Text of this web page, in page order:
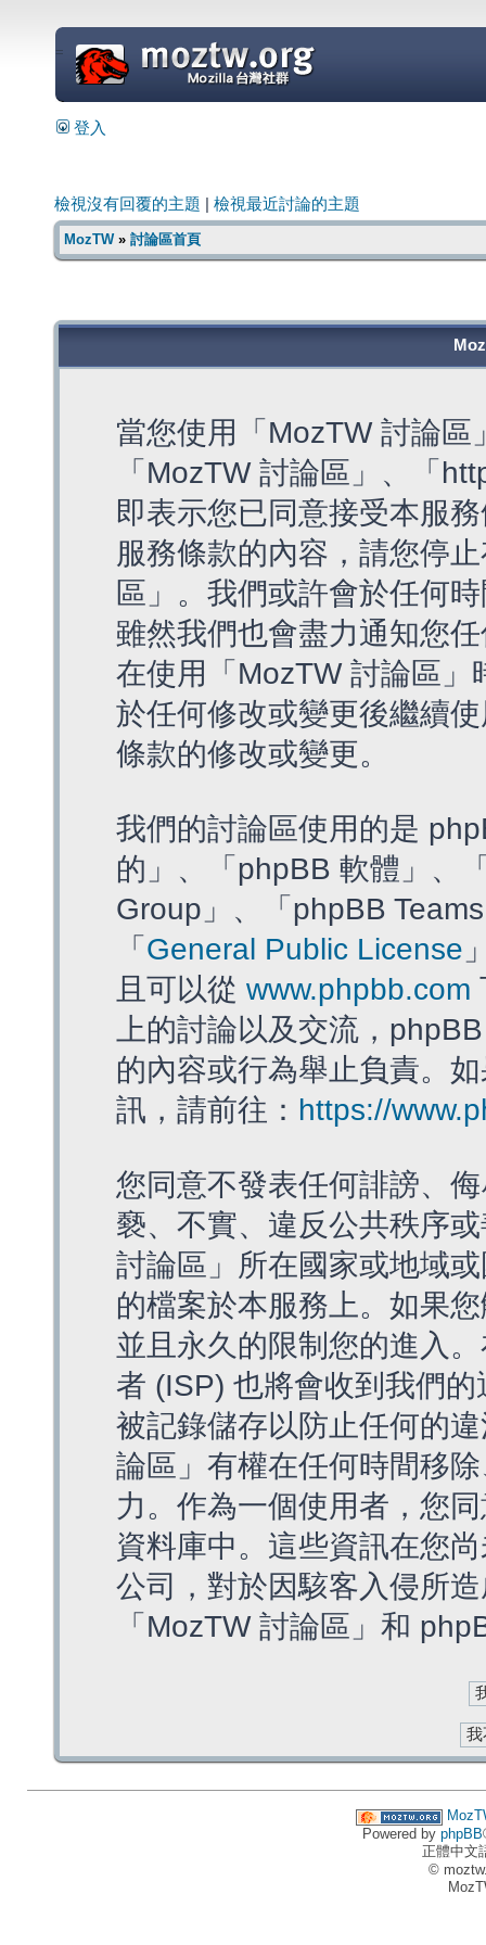
=
登入
檢視沒有回覆的主題 檢視最近討論的主題
MozTW» 討論區首頁
當您使用「MozTW 討論
「MozTW 討論區」、「
即表示您已同意接受本服
服務條款的內容，請您停
區」。我們或許會於任何
雖然我們也會盡力通知您
在使用「MozTW 討論區
於任何修改或變更後繼續
條款的修改或變更。
我們的討論區使用的是
的」、「phpBB 軟體」、
Group」、「phpBB
「 General Public License
且可以從 www.phpbb.com
上的討論以及交流，
的內容或行為舉止負責。
訊，請前往： https://
您同意不發表任何誹謗、
褻、不實、違反公共秩序
討論區」所在國家或地域
的檔案於本服務上。如果
並且永久的限制您的進入
者 (ISP) 也將會收到我們
被記錄儲存以防止任何的
論區」有權在任何時間移
力。作為一個使用者，您
資料庫中。這些資訊在您
公司，對於因駭客入侵所
「MozTW 討論區」和
Powered by phpBB
正體中文
©